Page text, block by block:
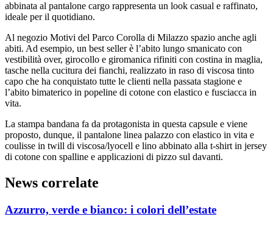
abbinata al pantalone cargo rappresenta un look casual e raffinato,
ideale per il quotidiano.
Al negozio Motivi del Parco Corolla di Milazzo spazio anche agli
abiti. Ad esempio, un best seller è l’abito lungo smanicato con
vestibilità over, girocollo e giromanica rifiniti con costina in maglia,
tasche nella cucitura dei fianchi, realizzato in raso di viscosa tinto
capo che ha conquistato tutte le clienti nella passata stagione e
l’abito bimaterico in popeline di cotone con elastico e fusciacca in
vita.
La stampa bandana fa da protagonista in questa capsule e viene
proposto, dunque, il pantalone linea palazzo con elastico in vita e
coulisse in twill di viscosa/lyocell e lino abbinato alla t-shirt in jersey
di cotone con spalline e applicazioni di pizzo sul davanti.
News correlate
Azzurro, verde e bianco: i colori dell’estate